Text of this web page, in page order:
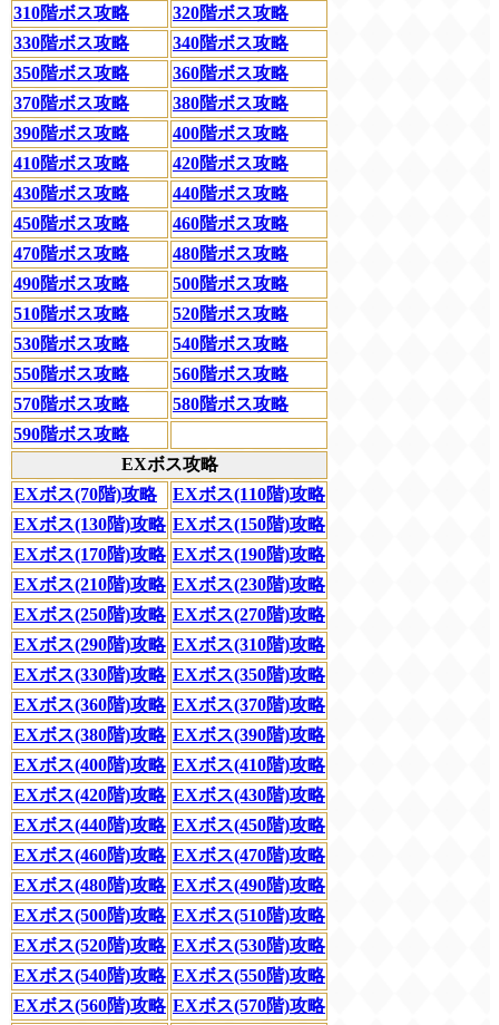
310階ボス攻略
320階ボス攻略
330階ボス攻略
340階ボス攻略
350階ボス攻略
360階ボス攻略
370階ボス攻略
380階ボス攻略
390階ボス攻略
400階ボス攻略
410階ボス攻略
420階ボス攻略
430階ボス攻略
440階ボス攻略
450階ボス攻略
460階ボス攻略
470階ボス攻略
480階ボス攻略
490階ボス攻略
500階ボス攻略
510階ボス攻略
520階ボス攻略
530階ボス攻略
540階ボス攻略
550階ボス攻略
560階ボス攻略
570階ボス攻略
580階ボス攻略
590階ボス攻略
EXボス攻略
EXボス(70階)攻略
EXボス(110階)攻略
EXボス(130階)攻略 EXボス(150階)攻略
EXボス(170階)攻略 EXボス(190階)攻略
EXボス(210階)攻略 EXボス(230階)攻略
EXボス(250階)攻略 EXボス(270階)攻略
EXボス(290階)攻略 EXボス(310階)攻略
EXボス(330階)攻略 EXボス(350階)攻略
EXボス(360階)攻略 EXボス(370階)攻略
EXボス(380階)攻略 EXボス(390階)攻略
EXボス(400階)攻略 EXボス(410階)攻略
EXボス(420階)攻略 EXボス(430階)攻略
EXボス(440階)攻略 EXボス(450階)攻略
EXボス(460階)攻略 EXボス(470階)攻略
EXボス(480階)攻略 EXボス(490階)攻略
EXボス(500階)攻略 EXボス(510階)攻略
EXボス(520階)攻略 EXボス(530階)攻略
EXボス(540階)攻略 EXボス(550階)攻略
EXボス(560階)攻略 EXボス(570階)攻略